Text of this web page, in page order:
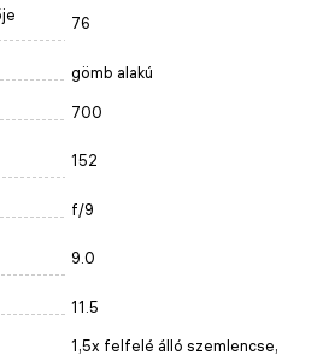
76
gömb alakú
700
152
f/9
9.0
11.5
1,5х felfelé álló szemlencse,